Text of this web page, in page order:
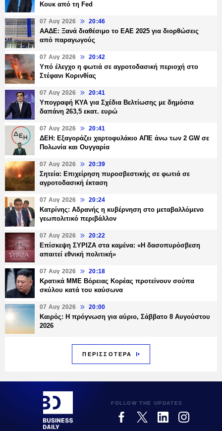
Κουκ από τη Fed
07 Αυγ 2026 20:46
ΑΑΔΕ: Ξανά διαθέσιμο το ΕΑΕ 2025 για διορθώσεις
από παραγωγούς
07 Αυγ 2026 20:42
Υπό έλεγχο η φωτιά σε αγροτοδασική περιοχή στο
Στέφανι Κορινθίας
07 Αυγ 2026 20:41
Υπογραφή ΚΥΑ για Σχέδια Βελτίωσης με δημόσια
δαπάνη 263,5 εκατ. ευρώ
07 Αυγ 2026 20:41
ΔΕΗ: Εξαγοράζει χαρτοφυλάκιο ΑΠΕ άνω των 2 GW σε
Πολωνία και Ουγγαρία
07 Αυγ 2026 20:39
Σητεία: Επιχείρηση πυροσβεστικής σε φωτιά σε
αγροτοδασική έκταση
07 Αυγ 2026 20:24
Κατρίνης: Αδρανής η κυβέρνηση στο μεταβαλλόμενο
γεωπολιτικό περιβάλλον
07 Αυγ 2026 20:22
Επίσκεψη ΣΥΡΙΖΑ στα καμένα: «Η δασοπυρόσβεση
απαιτεί εθνική πολιτική»
07 Αυγ 2026 20:18
Κρατικά ΜΜΕ Βόρειας Κορέας προτείνουν σούπα
σκύλου κατά του καύσωνα
07 Αυγ 2026 20:00
Καιρός: Η πρόγνωση για αύριο, Σάββατο 8 Αυγούστου
2026
ΠΕΡΙΣΣΟΤΕΡΑ
FOLLOW THE UPDATES